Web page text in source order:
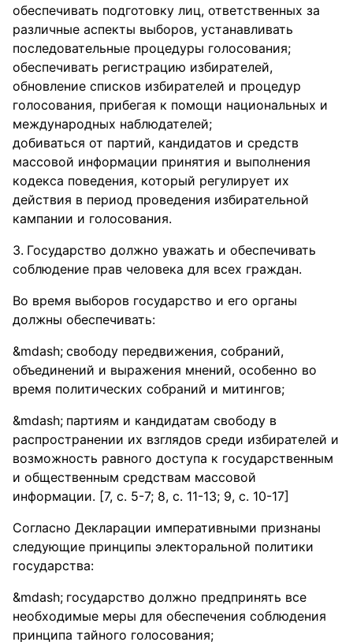
обеспечивать подготовку лиц, ответственных за
различные аспекты выборов, устанавливать
последовательные процедуры голосования;
обеспечивать регистрацию избирателей,
обновление списков избирателей и процедур
голосования, прибегая к помощи национальных и
международных наблюдателей;
добиваться от партий, кандидатов и средств
массовой информации принятия и выполнения
кодекса поведения, который регулирует их
действия в период проведения избирательной
кампании и голосования.
Государство должно уважать и обеспечивать
соблюдение прав человека для всех граждан.
Во время выборов государство и его органы
должны обеспечивать:
свободу передвижения, собраний,
объединений и выражения мнений, особенно во
время политических собраний и митингов;
партиям и кандидатам свободу в
распространении их взглядов среди избирателей и
возможность равного доступа к государственным
и общественным средствам массовой
информации. [7, с. 5-7; 8, с. 11-13; 9, с. 10-17]
Согласно Декларации императивными признаны
следующие принципы электоральной политики
государства:
государство должно предпринять все
необходимые меры для обеспечения соблюдения
принципа тайного голосования;